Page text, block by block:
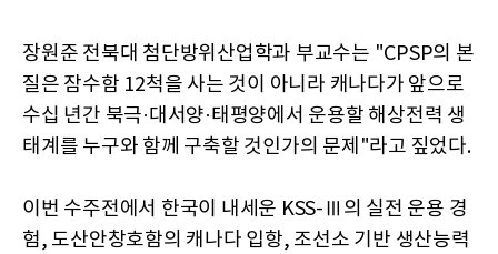
장원준 전북대 첨단방위산업학과 부교수는 "CPSP의 본
질은 잠수함 12척을 사는 것이 아니라 캐나다가 앞으로
수십 년간 북극·대서양·태평양에서 운용할 해상전력 생
태계를 누구와 함께 구축할 것인가의 문제"라고 짚었다.
이번 수주전에서 한국이 내세운 KSS-Ⅲ의 실전 운용 경
험, 도산안창호함의 캐나다 입항, 조선소 기반 생산능력